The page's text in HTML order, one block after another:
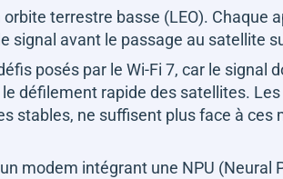
terrestre basse (LEO). Chaque
signal avant le passage au satellite
posés par le Wi-Fi 7, car le signal
défilement rapide des satellites.
stables, ne suffisent plus face à ces
modem intégrant une NPU (Neural